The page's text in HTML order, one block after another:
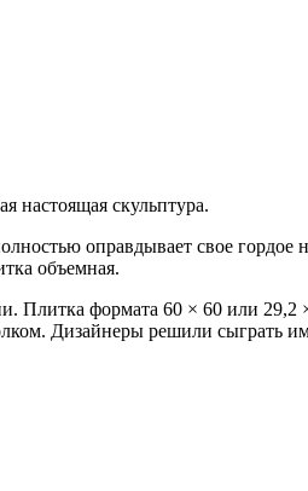
настоящая скульптура.
оправдывает свое
объемная.
Плитка формата 60 × 60 или
Дизайнеры решили сыграть